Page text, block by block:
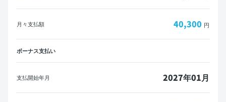
月々支払額 40,300 円
ボーナス支払い
支払開始年月 2027年01月